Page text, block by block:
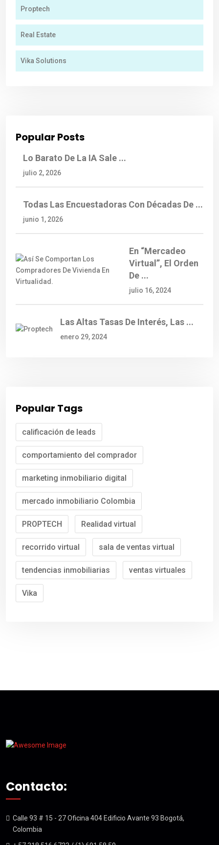
Proptech
Real Estate
Vika Solutions
Popular Posts
Lo Barato De La IA Sale ...
julio 2, 2026
Todas Las Encuestadoras Con Décadas De ...
junio 1, 2026
En “mercadeo
Virtual”, El Orden
De ...
julio 16, 2024
Las Altas Tasas De Interés, Las ...
enero 29, 2024
Popular Tags
calificación de leads
comportamiento del comprador
marketing inmobiliario digital
mercado inmobiliario Colombia
PROPTECH Realidad virtual
recorrido virtual sala de ventas virtual
tendencias inmobiliarias ventas virtuales
Vika
Contacto:
Calle 93 # 15 - 27 Oficina 404 Edificio Avante 93 Bogotá,
Colombia